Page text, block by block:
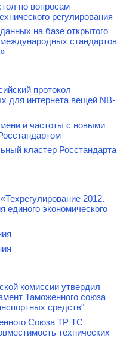
по вопросам
регулирования
на базе открытого
стандартов
протокол
для интернета вещей NB-
и частоты с новыми
кластер Росстандарта
2012.
экономического
комиссии утвердил
Таможенного союза
средств"
Союза ТР ТС
технических